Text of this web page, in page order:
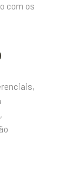
com os